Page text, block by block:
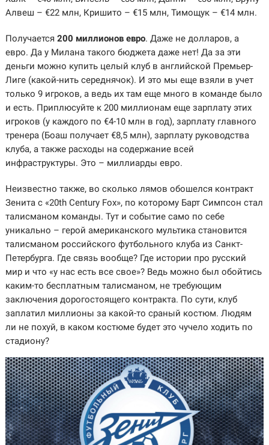
Алвеш – €22 млн, Кришито – €15 млн, Тимощук – €14 млн.
Получается 200 миллионов евро. Даже не долларов, а
евро. Да у Милана такого бюджета даже нет! Да за эти
деньги можно купить целый клуб в английской Премьер-
Лиге (какой-нить середнячок). И это мы еще взяли в учет
только 9 игроков, а ведь их там еще много в команде было
и есть. Приплюсуйте к 200 миллионам еще зарплату этих
игроков (у каждого по €4-10 млн в год), зарплату главного
тренера (Боаш получает €8,5 млн), зарплату руководства
клуба, а также расходы на содержание всей
инфраструктуры. Это – миллиарды евро.
Неизвестно также, во сколько лямов обошелся контракт
Зенита с «20th Century Fox», по которому Барт Симпсон стал
талисманом команды. Тут и событие само по себе
уникально – герой американского мультика становится
талисманом российского футбольного клуба из Санкт-
Петербурга. Где связь вообще? Где истории про русский
мир и что «у нас есть все свое»? Ведь можно был обойтись
каким-то бесплатным талисманом, не требующим
заключения дорогостоящего контракта. По сути, клуб
заплатил миллионы за какой-то сраный костюм. Людям
ли не похуй, в каком костюме будет это чучело ходить по
стадиону?